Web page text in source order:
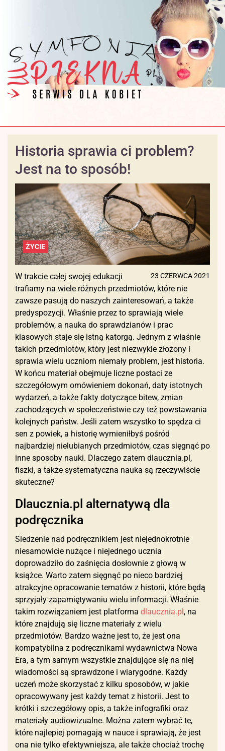
Historia sprawia ci problem?
Jest na to sposób!
ŻYCIE
23 CZERWCA 2021
W trakcie całej swojej edukacji
trafiamy na wiele różnych przedmiotów, które nie
zawsze pasują do naszych zainteresowań, a także
predyspozycji. Właśnie przez to sprawiają wiele
problemów, a nauka do sprawdzianów i prac
klasowych staje się istną katorgą. Jednym z właśnie
takich przedmiotów, który jest niezwykle złożony i
sprawia wielu uczniom niemały problem, jest historia.
W końcu materiał obejmuje liczne postaci ze
szczegółowym omówieniem dokonań, daty istotnych
wydarzeń, a także fakty dotyczące bitew, zmian
zachodzących w społeczeństwie czy też powstawania
kolejnych państw. Jeśli zatem wszystko to spędza ci
sen z powiek, a historię wymieniłbyś pośród
najbardziej nielubianych przedmiotów, czas sięgnąć po
inne sposoby nauki. Dlaczego zatem dlaucznia.pl,
fiszki, a także systematyczna nauka są rzeczywiście
skuteczne?
Dlaucznia.pl alternatywą dla
podręcznika
Siedzenie nad podręcznikiem jest niejednokrotnie
niesamowicie nużące i niejednego ucznia
doprowadziło do zaśnięcia dosłownie z głową w
książce. Warto zatem sięgnąć po nieco bardziej
atrakcyjne opracowanie tematów z historii, które będą
sprzyjały zapamiętywaniu wielu informacji. Właśnie
takim rozwiązaniem jest platforma dlaucznia.pl, na
które znajdują się liczne materiały z wielu
przedmiotów. Bardzo ważne jest to, że jest ona
kompatybilna z podręcznikami wydawnictwa Nowa
Era, a tym samym wszystkie znajdujące się na niej
wiadomości są sprawdzone i wiarygodne. Każdy
uczeń może skorzystać z kilku sposobów, w jakie
opracowywany jest każdy temat z historii. Jest to
krótki i szczegółowy opis, a także infografiki oraz
materiały audiowizualne. Można zatem wybrać te,
które najlepiej pomagają w nauce i sprawiają, że jest
ona nie tylko efektywniejsza, ale także chociaż trochę